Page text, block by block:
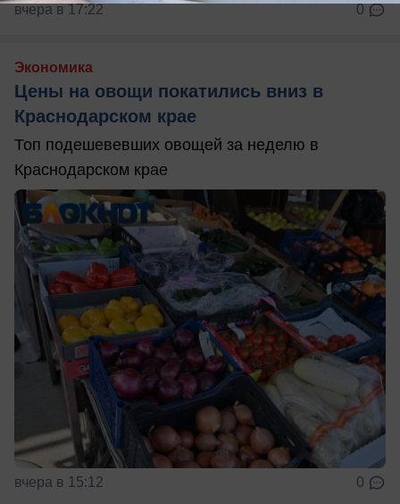
вчера в 17:22 0
Экономика
Цены на овощи покатились вниз в
Краснодарском крае
Топ подешевевших овощей за неделю в
Краснодарском крае
вчера в 15:12 0